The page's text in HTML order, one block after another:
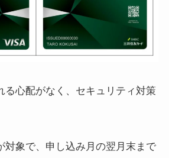
る心配がなく、セキュリティ対策
対象で、申し込み月の翌月末まで